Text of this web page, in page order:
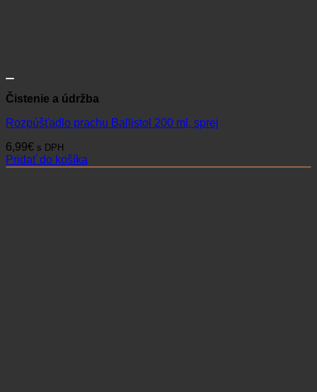
Čistenie a údržba
Rozpúšťadlo prachu Ballistol 200 ml, sprej
6,99€ s DPH
Pridať do košíka